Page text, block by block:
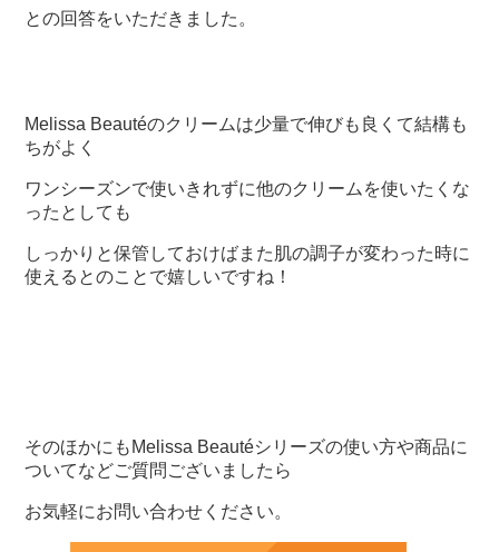
との回答をいただきました。
Melissa Beautéのクリームは少量で伸びも良くて結構も
ちがよく
ワンシーズンで使いきれずに他のクリームを使いたくな
ったとしても
しっかりと保管しておけばまた肌の調子が変わった時に
使えるとのことで嬉しいですね！
そのほかにもMelissa Beautéシリーズの使い方や商品に
ついてなどご質問ございましたら
お気軽にお問い合わせください。